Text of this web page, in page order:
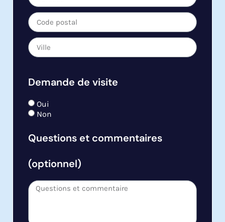
Demande de visite
Oui
Non
Questions et commentaires
(optionnel)